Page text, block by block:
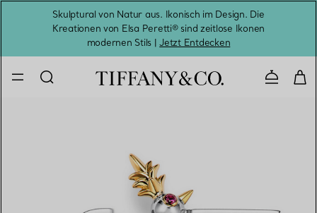
Skulptural von Natur aus. Ikonisch im Design. Die
Kreationen von Elsa Peretti® sind zeitlose Ikonen
modernen Stils |Jetzt Entdecken